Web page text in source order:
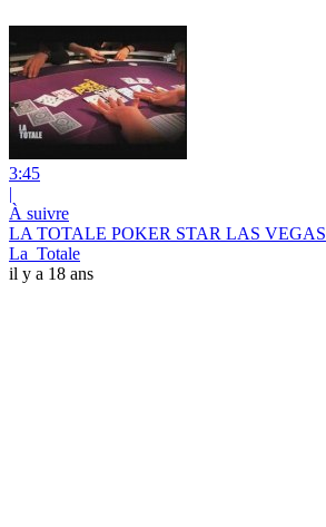
3:45
|
À suivre
LA TOTALE POKER STAR LAS VEGAS
La_Totale
il y a 18 ans